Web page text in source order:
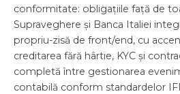
conformitate: obligațiile față de
Supraveghere și Banca Italiei
propriu-zisă de front/end, cu
creditarea fără hârtie, KYC și
completă între gestionarea
contabilă conform standardelor